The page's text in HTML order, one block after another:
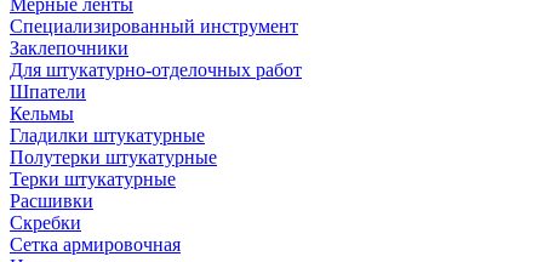
Мерные ленты
Специализированный инструмент
Заклепочники
Для штукатурно-отделочных работ
Шпатели
Кельмы
Гладилки штукатурные
Полутерки штукатурные
Терки штукатурные
Расшивки
Скребки
Сетка армировочная